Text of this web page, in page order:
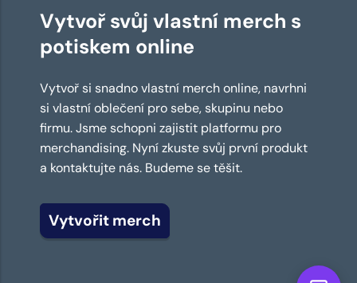
Vytvoř svůj vlastní merch s
potiskem online
Vytvoř si snadno vlastní merch online, navrhni
si vlastní oblečení pro sebe, skupinu nebo
firmu. Jsme schopni zajistit platformu pro
merchandising. Nyní zkuste svůj první produkt
a kontaktujte nás. Budeme se těšit.
Vytvořit merch